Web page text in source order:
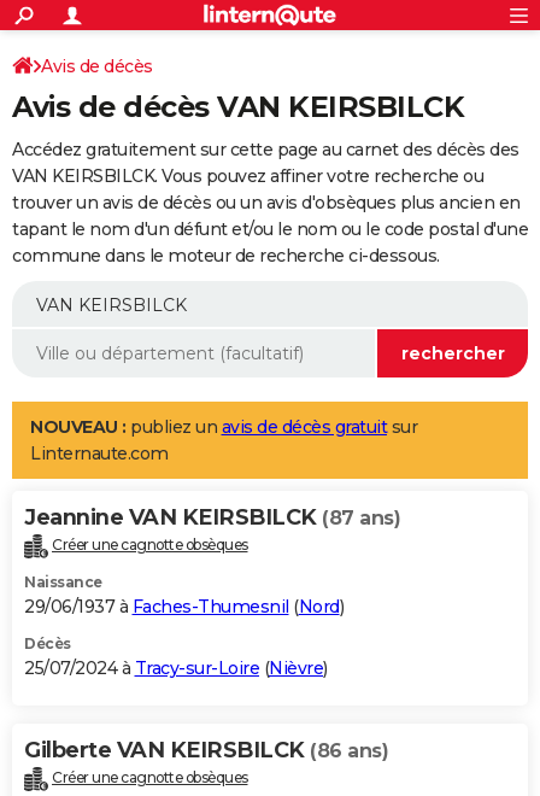
ACTUALITÉS
Politique
Société
Faits Divers
Education
Monde
Villes
+
SPORT
Coupe du monde 2026
Football
Tennis
Cyclisme
Rugby
Forum
Programme TV
TNT
Streaming
Cinéma
Sorties cinéma
Musique
+
FINANCE
Retraite
Epargne
Immobilier
Risques naturels par ville
Assurance
AUTO
Essais
Réserver un essai
Citadines
Berlines
SUV
Forum auto
+
Mobiles
Meilleur smartphone
Internet
Ordinateurs
Jeux vidéo
Guide high-tech
Aménagement intérieur
LIFESTYLE
Art de vivre
Bien-être
Loisirs
Mode
Modes de vie
Alimentation
Guide de la santé
Maladies
Médicaments
Sommeil
VOYAGE
Destinations
City break
Voyage nature
Voyage de noces
Forum
Climat
+PHOTO
GUIDES D'ACHAT
BONS PLANS
Carte de Noël
Carte Bonne année
Carte Saint-Valentin
Carte Pâques
Carte d'anniversaire
DICTIONNAIRE
Avis de décès
Avis de décès VAN KEIRSBILCK
Accédez gratuitement sur cette page au carnet des décès des
VAN KEIRSBILCK. Vous pouvez affiner votre recherche ou
trouver un avis de décès ou un avis d'obsèques plus ancien en
tapant le nom d'un défunt et/ou le nom ou le code postal d'une
commune dans le moteur de recherche ci-dessous.
NOUVEAU : publiez un avis de décès gratuitsur
Linternaute.com
Jeannine VAN KEIRSBILCK (87 ans)
Créer une cagnotte obsèques
Naissance
29/06/1937 à Faches-Thumesnil (Nord)
Décès
25/07/2024 à Tracy-sur-Loire (Nièvre)
Gilberte VAN KEIRSBILCK (86 ans)
Créer une cagnotte obsèques